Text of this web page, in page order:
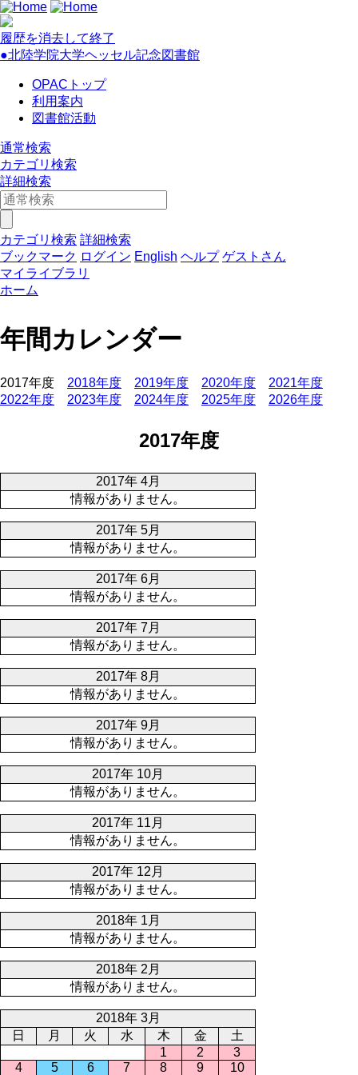
履歴を消去して終了
●北陸学院大学ヘッセル記念図書館
OPACトップ
利用案内
図書館活動
通常検索
カテゴリ検索
詳細検索
カテゴリ検索 詳細検索
ブックマーク ログイン English ヘルプ ゲストさん
マイライブラリ
ホーム
年間カレンダー
2017年度 2018年度 2019年度 2020年度
2021年度
2022年度
2023年度 2024年度 2025年度 2026年度
2017年度
2017年 4月
情報がありません。
2017年 5月
情報がありません。
2017年 6月
情報がありません。
2017年 7月
情報がありません。
2017年 8月
情報がありません。
2017年 9月
情報がありません。
2017年 10月
情報がありません。
2017年 11月
情報がありません。
2017年 12月
情報がありません。
2018年 1月
情報がありません。
2018年 2月
情報がありません。
2018年 3月
日
月 火 水 木 金
土
1
2
3
4
5 6 7 8 9 10